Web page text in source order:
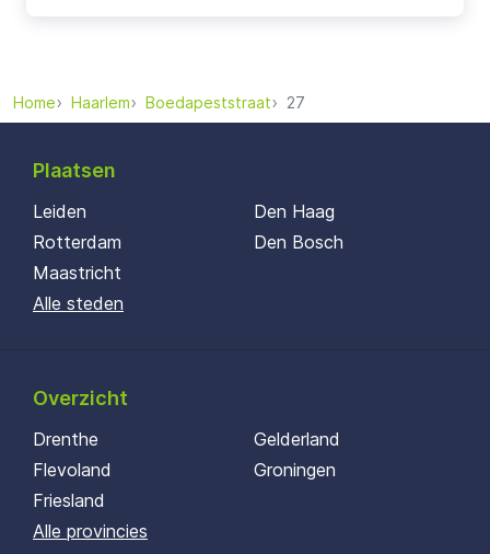
Home Haarlem Boedapeststraat 27
Plaatsen
Leiden
Rotterdam
Maastricht
Den Haag
Den Bosch
Alle steden
Overzicht
Drenthe
Flevoland
Friesland
Gelderland
Groningen
Alle provincies